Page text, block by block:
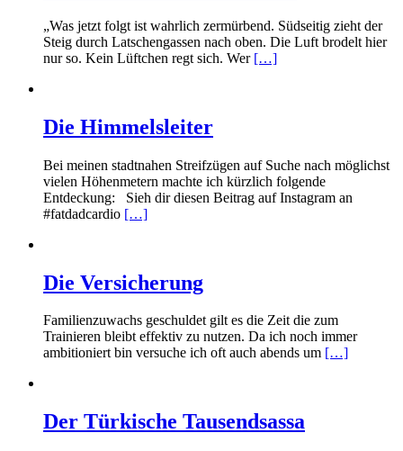
„Was jetzt folgt ist wahrlich zermürbend. Südseitig zieht der
Steig durch Latschengassen nach oben. Die Luft brodelt hier
nur so. Kein Lüftchen regt sich. Wer […]
Die Himmelsleiter
Bei meinen stadtnahen Streifzügen auf Suche nach möglichst
vielen Höhenmetern machte ich kürzlich folgende
Entdeckung: Sieh dir diesen Beitrag auf Instagram an
#fatdadcardio […]
Die Versicherung
Familienzuwachs geschuldet gilt es die Zeit die zum
Trainieren bleibt effektiv zu nutzen. Da ich noch immer
ambitioniert bin versuche ich oft auch abends um […]
Der Türkische Tausendsassa